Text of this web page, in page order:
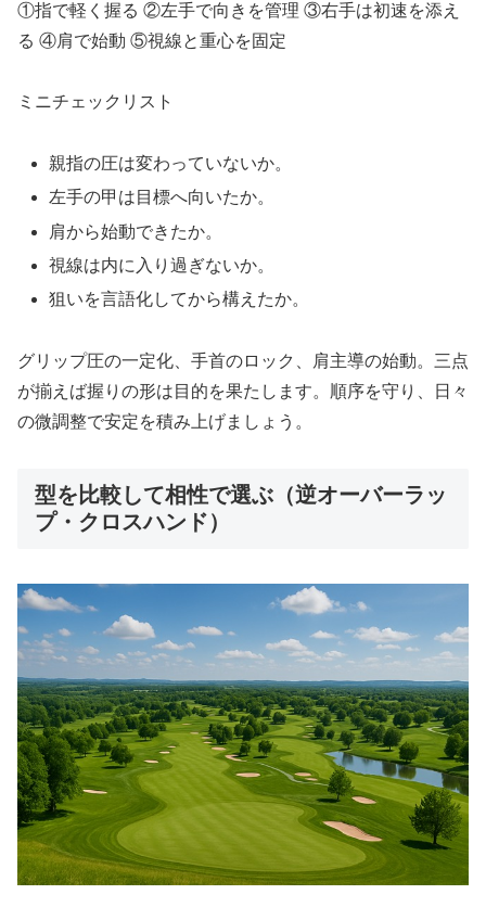
①指で軽く握る ②左手で向きを管理 ③右手は初速を添え
る ④肩で始動 ⑤視線と重心を固定
ミニチェックリスト
親指の圧は変わっていないか。
左手の甲は目標へ向いたか。
肩から始動できたか。
視線は内に入り過ぎないか。
狙いを言語化してから構えたか。
グリップ圧の一定化、手首のロック、肩主導の始動。三点
が揃えば握りの形は目的を果たします。順序を守り、日々
の微調整で安定を積み上げましょう。
型を比較して相性で選ぶ（逆オーバーラッ
プ・クロスハンド）